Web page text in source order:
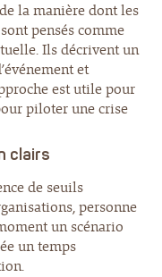
la manière dont les
pensés comme
Ils décrivent un
et
est utile pour
piloter une crise
clairs
de seuils
personne
un scénario
un temps